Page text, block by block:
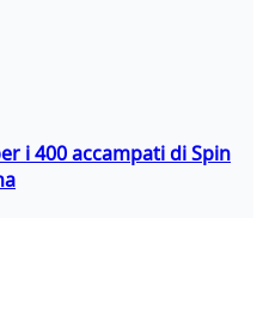
i 400 accampati di Spin